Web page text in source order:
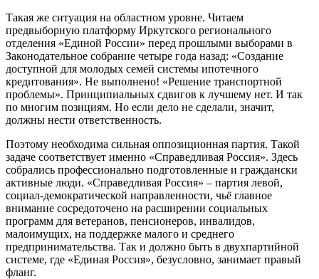
Такая же ситуация на областном уровне. Читаем
предвыборную платформу Иркутского регионального
отделения «Единой России» перед прошлыми выборами в
Законодательное собрание четыре года назад: «Создание
доступной для молодых семей системы ипотечного
кредитования». Не выполнено! «Решение транспортной
проблемы». Принципиальных сдвигов к лучшему нет. И так
по многим позициям. Но если дело не сделали, значит,
должны нести ответственность.
Поэтому необходима сильная оппозиционная партия. Такой
задаче соответствует именно «Справедливая Россия». Здесь
собрались профессионально подготовленные и граждански
активные люди. «Справедливая Россия» – партия левой,
социал-демократической направленности, чьё главное
внимание сосредоточено на расширении социальных
программ для ветеранов, пенсионеров, инвалидов,
малоимущих, на поддержке малого и среднего
предпринимательства. Так и должно быть в двухпартийной
системе, где «Единая Россия», безусловно, занимает правый
фланг.